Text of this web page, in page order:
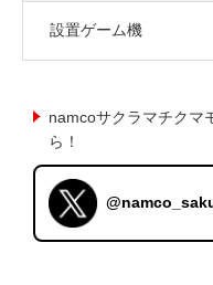
設置ゲーム機
namcoサクラマチクマ
ら！